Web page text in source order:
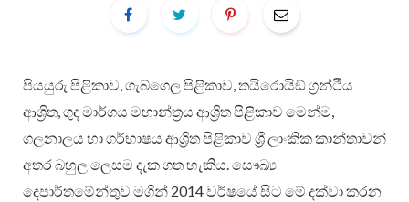
පියයුරු පිළිකාව, ගැබ්ගෙල පිළිකාව, තයිරොයිඞ් ග්‍රන්ථිය
ආශ්‍රිත, ගුද මාර්ගය මහාන්ත්‍රය ආශ්‍රිත පිළිකාව මෙන්ම,
ගලනාලය හා ගර්භාෂය ආශ්‍රිත පිළිකාව ශ්‍රී ලාංකික කාන්තාවන්
අතර බහුල ලෙසම දැක ගත හැකිය. සෞඛ්‍ය
දෙපාර්තමේන්තුව මගින් 2014 වර්ෂයේ සිට මේ දක්වා කරන